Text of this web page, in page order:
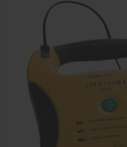
Massagetafels
Sportbraces
EHBO en BHV
Verbandtrommels
Pleisters